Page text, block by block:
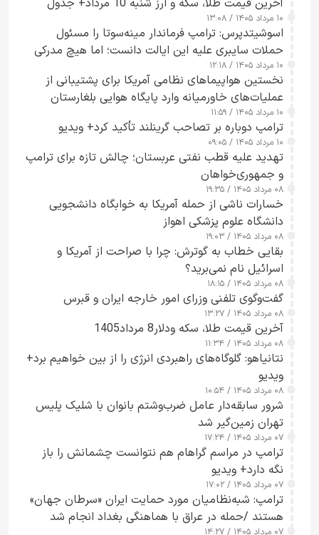
آخرین قیمت طلا، سکه و ارز شنبه 10 مرداد+ جدول
۱۰ مرداد ۱۴۰۵ / ۱۳:۰۸
اسوشیتدپرس: ترامپ فرماندار مینه‌سوتا را مسئول
حملات سایبری علیه این ایالت دانست؛ اما هیچ مدرکی
ارائه نکرد
۱۰ مرداد ۱۴۰۵ / ۱۲:۱۸
نخستین هواپیماهای نظامی آمریکا برای پشتیبانی از
عملیات‌های خاورمیانه وارد پایگاه هوایی بلغارستان
شدند
۱۰ مرداد ۱۴۰۵ / ۱۱:۵۹
ترامپ دوباره بر تصاحب گرینلند تأکید کرد+ ویدیو
۱۰ مرداد ۱۴۰۵ / ۰۹:۰۵
تهدید علیه قطب نفتی عربستان؛ چالش تازه برای ترامپ
و جمهوری‌خواهان
۰۸ مرداد ۱۴۰۵ / ۱۹:۳۵
خسارات ناشی از حمله آمریکا به خوابگاه دانشجویی
دانشگاه علوم پزشکی اهواز
۰۸ مرداد ۱۴۰۵ / ۱۹:۰۳
بقایی خطاب به گوترش: چرا با صراحت از آمریکا و
اسرائیل نام نمی‌برید؟
۰۸ مرداد ۱۴۰۵ / ۱۸:۱۵
گفت‌وگوی تلفنی وزرای امور خارجه ایران و قبرس
۰۸ مرداد ۱۴۰۵ / ۱۳:۲۷
آخرین قیمت طلا، سکه ودلار8 مرداد1405
۰۸ مرداد ۱۴۰۵ / ۱۱:۳۴
نتانیاهو: گلوگاه‌های راهبردی انرژی را از بین خواهیم برد+
ویدیو
۰۸ مرداد ۱۴۰۵ / ۱۰:۵۴
شرور سابقه‌دار عامل ضرب‌وشتم بانوان با شلیک پلیس
تهران زمین‌گیر شد
۰۷ مرداد ۱۴۰۵ / ۱۷:۲۴
ترامپ در مراسم گراهام هم نتوانست چشمانش را باز
نگه دارد+ ویدیو
۰۷ مرداد ۱۴۰۵ / ۱۷:۰۲
ترامپ: شبه‌نظامیان مورد حمایت ایران «سرطان جهان»
هستند /حمله در عراق با هماهنگی بغداد انجام شد
۰۷ مرداد ۱۴۰۵ / ۱۴:۲۷